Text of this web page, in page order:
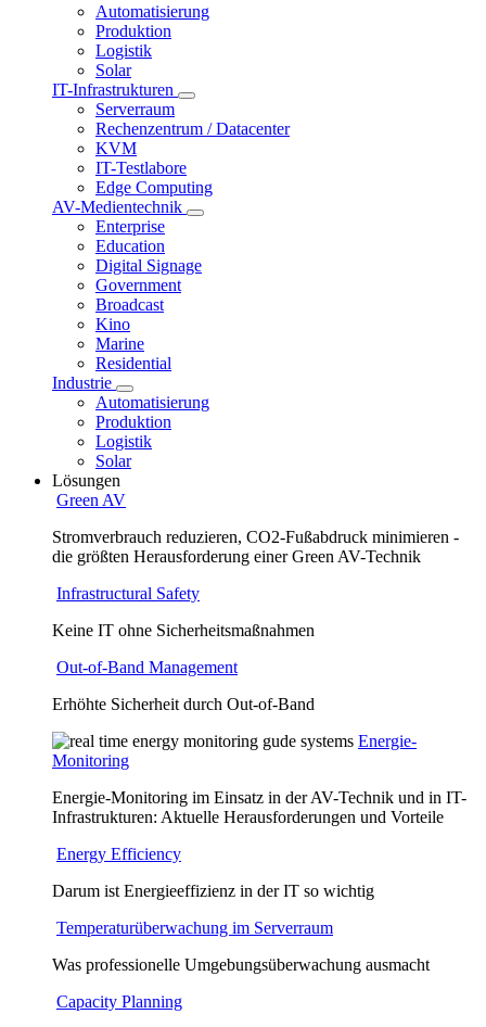
Automatisierung
Produktion
Logistik
Solar
IT-Infrastrukturen
Serverraum
Rechenzentrum / Datacenter
KVM
IT-Testlabore
Edge Computing
AV-Medientechnik
Enterprise
Education
Digital Signage
Government
Broadcast
Kino
Marine
Residential
Industrie
Automatisierung
Produktion
Logistik
Solar
Lösungen
Green AV
Stromverbrauch reduzieren, CO2-Fußabdruck minimieren -
die größten Herausforderung einer Green AV-Technik
Infrastructural Safety
Keine IT ohne Sicherheitsmaßnahmen
Out-of-Band Management
Erhöhte Sicherheit durch Out-of-Band
Energie-
Monitoring
Energie-Monitoring im Einsatz in der AV-Technik und in IT-
Infrastrukturen: Aktuelle Herausforderungen und Vorteile
Energy Efficiency
Darum ist Energieeffizienz in der IT so wichtig
Temperaturüberwachung im Serverraum
Was professionelle Umgebungsüberwachung ausmacht
Capacity Planning